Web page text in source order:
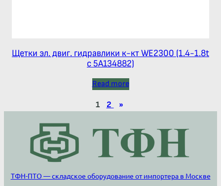
Щетки эл. двиг. гидравлики к-кт WE2300 (1.4-1.8t
c 5A134882)
Read more
1 2 »
ТФН-ПТО — складское оборудование от импортера в Москве